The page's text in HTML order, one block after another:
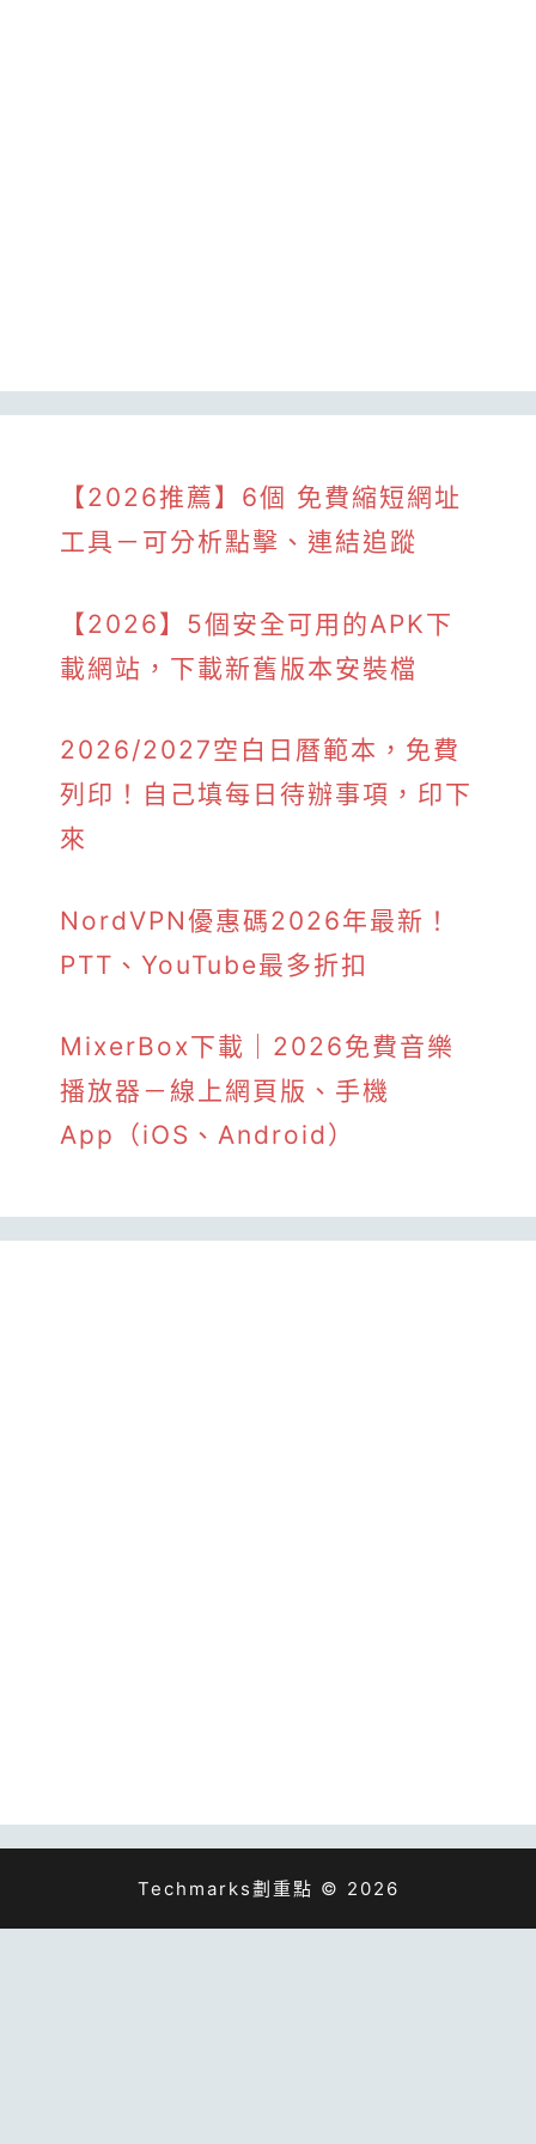
【2026推薦】6個 免費縮短網址
工具－可分析點擊、連結追蹤
【2026】5個安全可用的APK下
載網站，下載新舊版本安裝檔
2026/2027空白日曆範本，免費
列印！自己填每日待辦事項，印下
來
NordVPN優惠碼2026年最新！
PTT、YouTube最多折扣
MixerBox下載｜2026免費音樂
播放器－線上網頁版、手機
App（iOS、Android）
Techmarks劃重點 © 2026